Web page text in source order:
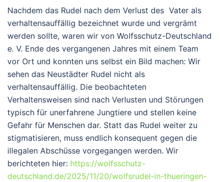
Nachdem das Rudel nach dem Verlust des Vater als
verhaltensauffällig bezeichnet wurde und vergrämt
werden sollte, waren wir von Wolfsschutz-Deutschland
e. V. Ende des vergangenen Jahres mit einem Team
vor Ort und konnten uns selbst ein Bild machen: Wir
sehen das Neustädter Rudel nicht als
verhaltensauffällig. Die beobachteten
Verhaltensweisen sind nach Verlusten und Störungen
typisch für unerfahrene Jungtiere und stellen keine
Gefahr für Menschen dar. Statt das Rudel weiter zu
stigmatisieren, muss endlich konsequent gegen die
illegalen Abschüsse vorgegangen werden. Wir
berichteten hier: https://wolfsschutz-
deutschland.de/2025/11/20/wolfsrudel-in-thueringen-